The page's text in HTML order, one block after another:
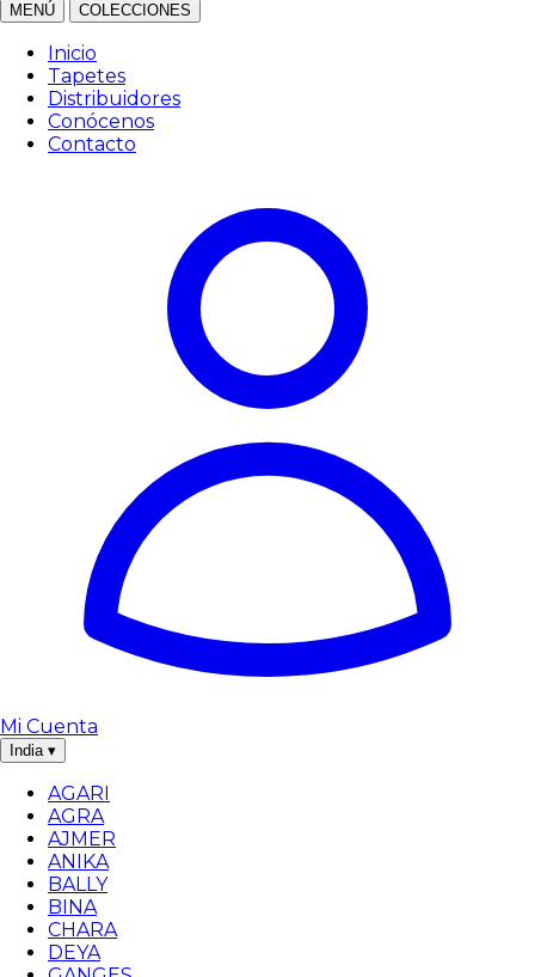
MENÚ COLECCIONES
Inicio
Tapetes
Distribuidores
Conócenos
Contacto
Mi Cuenta
India ▾
AGARI
AGRA
AJMER
ANIKA
BALLY
BINA
CHARA
DEYA